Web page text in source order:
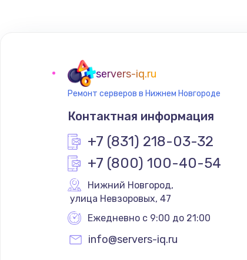
servers-iq.ru
Ремонт серверов в Нижнем Новгороде
Контактная информация
+7 (831) 218-03-32
+7 (800) 100-40-54
Нижний Новгород,
улица Невзоровых, 47
Ежедневно с 9:00 до 21:00
info@servers-iq.ru